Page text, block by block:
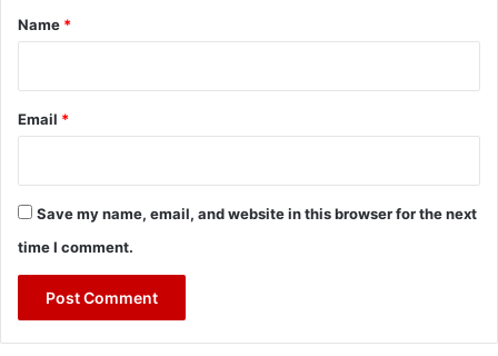
*
Name *
Email *
Save my name, email, and website in this browser for the next
time I comment.